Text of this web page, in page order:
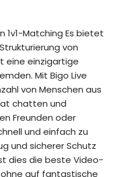
1v1-Matching Es bietet
von
eine einzigartige
Mit Bigo Live
von Menschen aus
chatten und
Freunden oder
und einfach zu
und sicherer Schutz
dies die beste Video-
auf fantastische